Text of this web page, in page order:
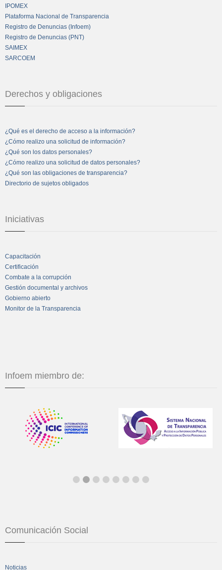
IPOMEX
Plataforma Nacional de Transparencia
Registro de Denuncias (Infoem)
Registro de Denuncias (PNT)
SAIMEX
SARCOEM
Derechos y obligaciones
¿Qué es el derecho de acceso a la información?
¿Cómo realizo una solicitud de información?
¿Qué son los datos personales?
¿Cómo realizo una solicitud de datos personales?
¿Qué son las obligaciones de transparencia?
Directorio de sujetos obligados
Iniciativas
Capacitación
Certificación
Combate a la corrupción
Gestión documental y archivos
Gobierno abierto
Monitor de la Transparencia
Infoem miembro de:
Comunicación Social
Noticias